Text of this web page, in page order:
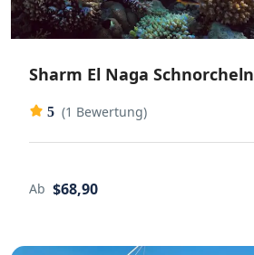
Sharm El Naga Schnorcheln
5 (1 Bewertung)
Ab $68,90